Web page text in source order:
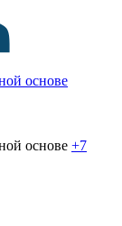
основе
основе +7